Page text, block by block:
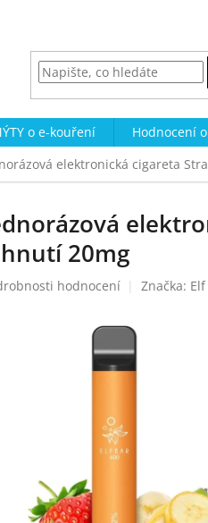
o e-kouření Hodnocení
elektronická cigareta
20mg
hodnocení Značka: